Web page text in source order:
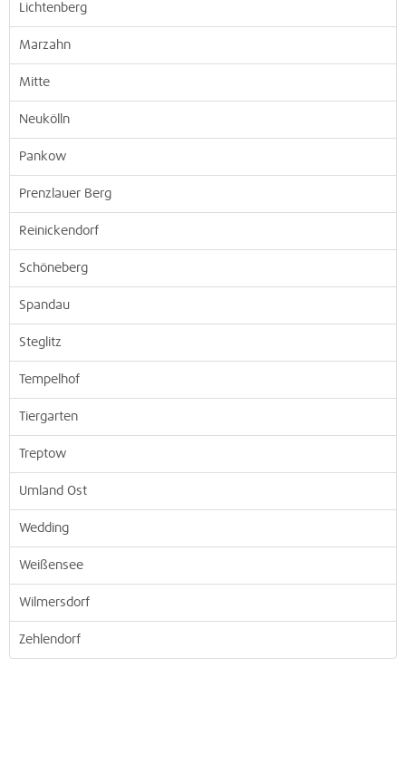
Lichtenberg
Marzahn
Mitte
Neukölln
Pankow
Prenzlauer Berg
Reinickendorf
Schöneberg
Spandau
Steglitz
Tempelhof
Tiergarten
Treptow
Umland Ost
Wedding
Weißensee
Wilmersdorf
Zehlendorf